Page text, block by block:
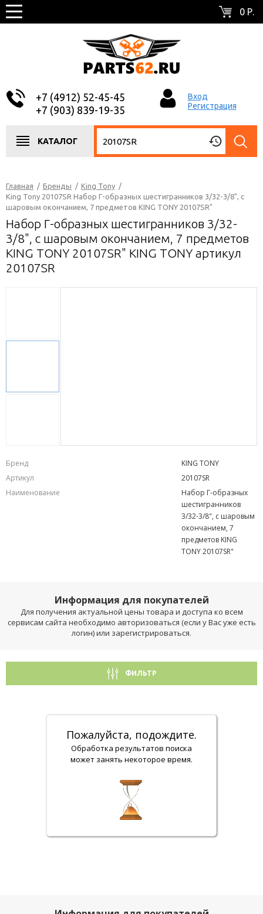
0 Р.
+7 (4912) 52-45-45
+7 (903) 839-19-35
Вход
Регистрация
КАТАЛОГ
Главная / Бренды / King Tony /
King Tony 20107SR Набор Г-образных шестигранников 3/32-3/8", с
шаровым окончанием, 7 предметов KING TONY 20107SR"
Набор Г-образных шестигранников 3/32-
3/8", с шаровым окончанием, 7 предметов
KING TONY 20107SR" KING TONY артикул
20107SR
Бренд
KING TONY
Артикул
20107SR
Наименование
Набор Г-образных
шестигранников
3/32-3/8", с шаровым
окончанием, 7
предметов KING
TONY 20107SR"
Информация для покупателей
Для получения актуальной цены товара и доступа ко всем
сервисам сайта необходимо авторизоваться (если у Вас уже есть
логин) или зарегистрироваться.
ФИЛЬТР
Пожалуйста, подождите.
Обработка результатов поиска
может занять некоторое время.